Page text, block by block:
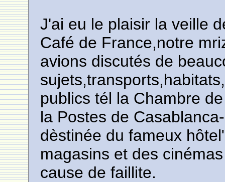
J'ai eu le plaisir la veille
Café de France,notre
avions discutés de
publics tél la Chambre
la Postes de
dèstinée du fameux
magasins et des
cause de faillite.